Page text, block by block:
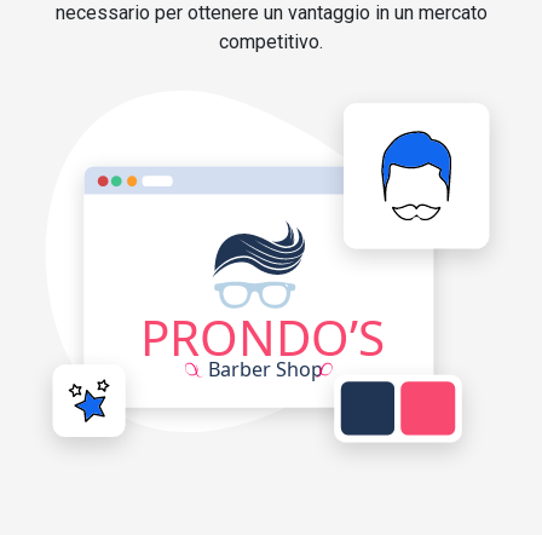
necessario per ottenere un vantaggio in un mercato
competitivo.